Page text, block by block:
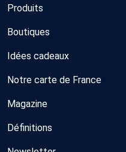
Produits
Boutiques
Idées cadeaux
Notre carte de France
Magazine
Définitions